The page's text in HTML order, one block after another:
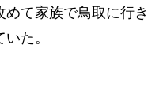
て家族で鳥取に行き
た。